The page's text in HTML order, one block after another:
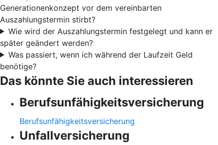
Generationenkonzept vor dem vereinbarten
Auszahlungstermin stirbt?
Wie wird der Auszahlungstermin festgelegt und kann er
später geändert werden?
Was passiert, wenn ich während der Laufzeit Geld
benötige?
Das könnte Sie auch interessieren
Berufsunfähigkeitsversicherung
Berufsunfähigkeitsversicherung
Unfallversicherung